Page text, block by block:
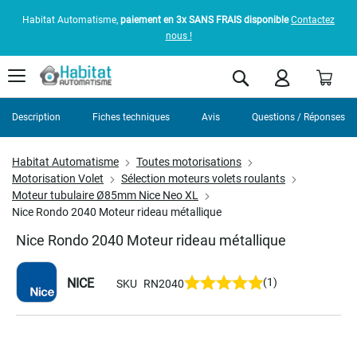
Habitat Automatisme, paiement en 3x SANS FRAIS disponible Contactez
nous !
Rechercher
Habitat Automatisme
Toutes motorisations
Motorisation Volet
Sélection moteurs volets roulants
Moteur tubulaire Ø85mm Nice Neo XL
Nice Rondo 2040 Moteur rideau métallique
Nice Rondo 2040 Moteur rideau métallique
NICE SKU RN2040 (1)
Description Fiches techniques Avis Questions / Réponses